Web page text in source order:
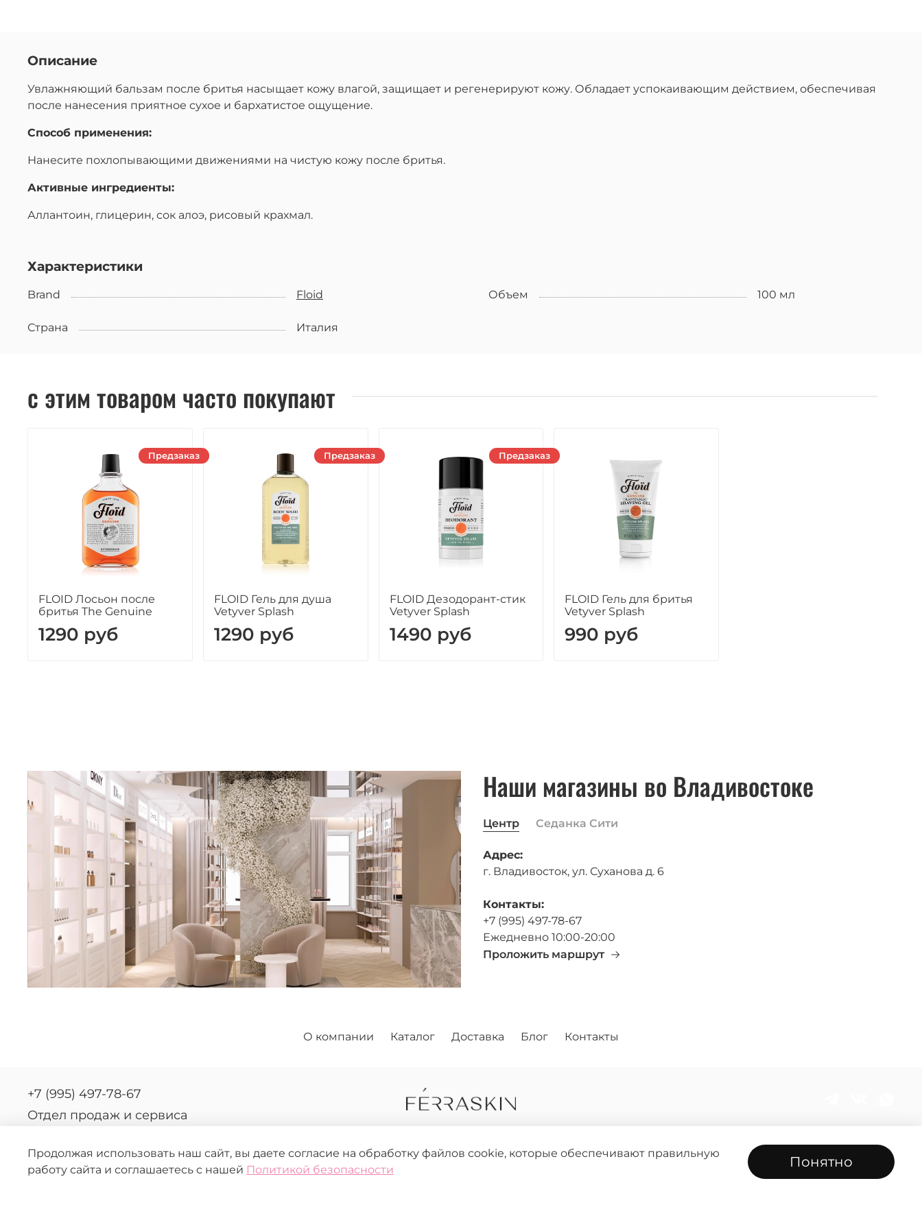
Описание
Увлажняющий бальзам после бритья насыщает кожу влагой, защищает и регенерируют кожу. Обладает успокаивающим действием, обеспечивая
после нанесения приятное сухое и бархатистое ощущение.
Способ применения:
Нанесите похлопывающими движениями на чистую кожу после бритья.
Активные ингредиенты:
Аллантоин, глицерин, сок алоэ, рисовый крахмал.
Характеристики
Brand Floid Объем 100 мл
Страна Италия
с этим товаром часто покупают
FLOID Лосьон после
бритья The Genuine
1290 руб
Предзаказ
FLOID Гель для душа
Vetyver Splash
1290 руб
Предзаказ
FLOID Дезодорант-стик
Vetyver Splash
1490 руб
Предзаказ
FLOID Гель для бритья
Vetyver Splash
990 руб
Наши магазины во Владивостоке
Центр Седанка Сити
Адрес:
г. Владивосток, ул. Суханова д. 6
Контакты:
+7 (995) 497-78-67
Ежедневно 10:00-20:00
Проложить маршрут
О компании Каталог Доставка Блог Контакты
+7 (995) 497-78-67
Отдел продаж и сервиса
Продолжая использовать наш сайт, вы даете согласие на обработку файлов cookie, которые обеспечивают правильную
работу сайта и соглашаетесь с нашей Политикой безопасности Понятно